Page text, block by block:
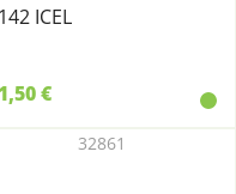
ICEL
€
32861